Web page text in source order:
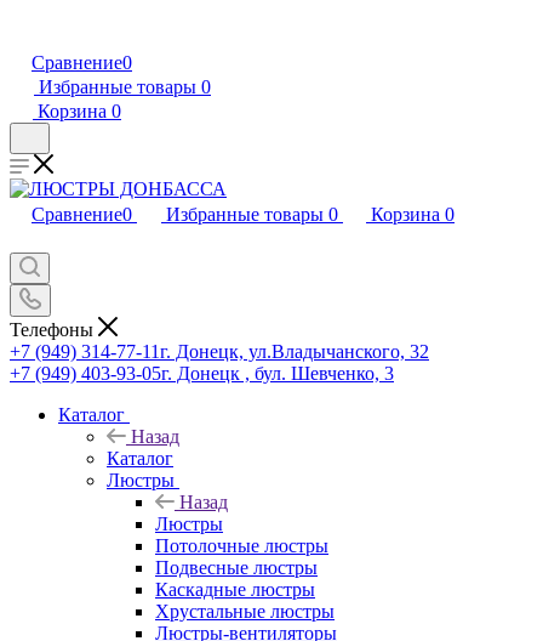
Сравнение0
Избранные товары 0
Корзина 0
Сравнение0 Избранные товары 0 Корзина 0
Телефоны
+7 (949) 314-77-11г. Донецк, ул.Владычанского, 32
+7 (949) 403-93-05г. Донецк , бул. Шевченко, 3
Каталог
Назад
Каталог
Люстры
Назад
Люстры
Потолочные люстры
Подвесные люстры
Каскадные люстры
Хрустальные люстры
Люстры-вентиляторы